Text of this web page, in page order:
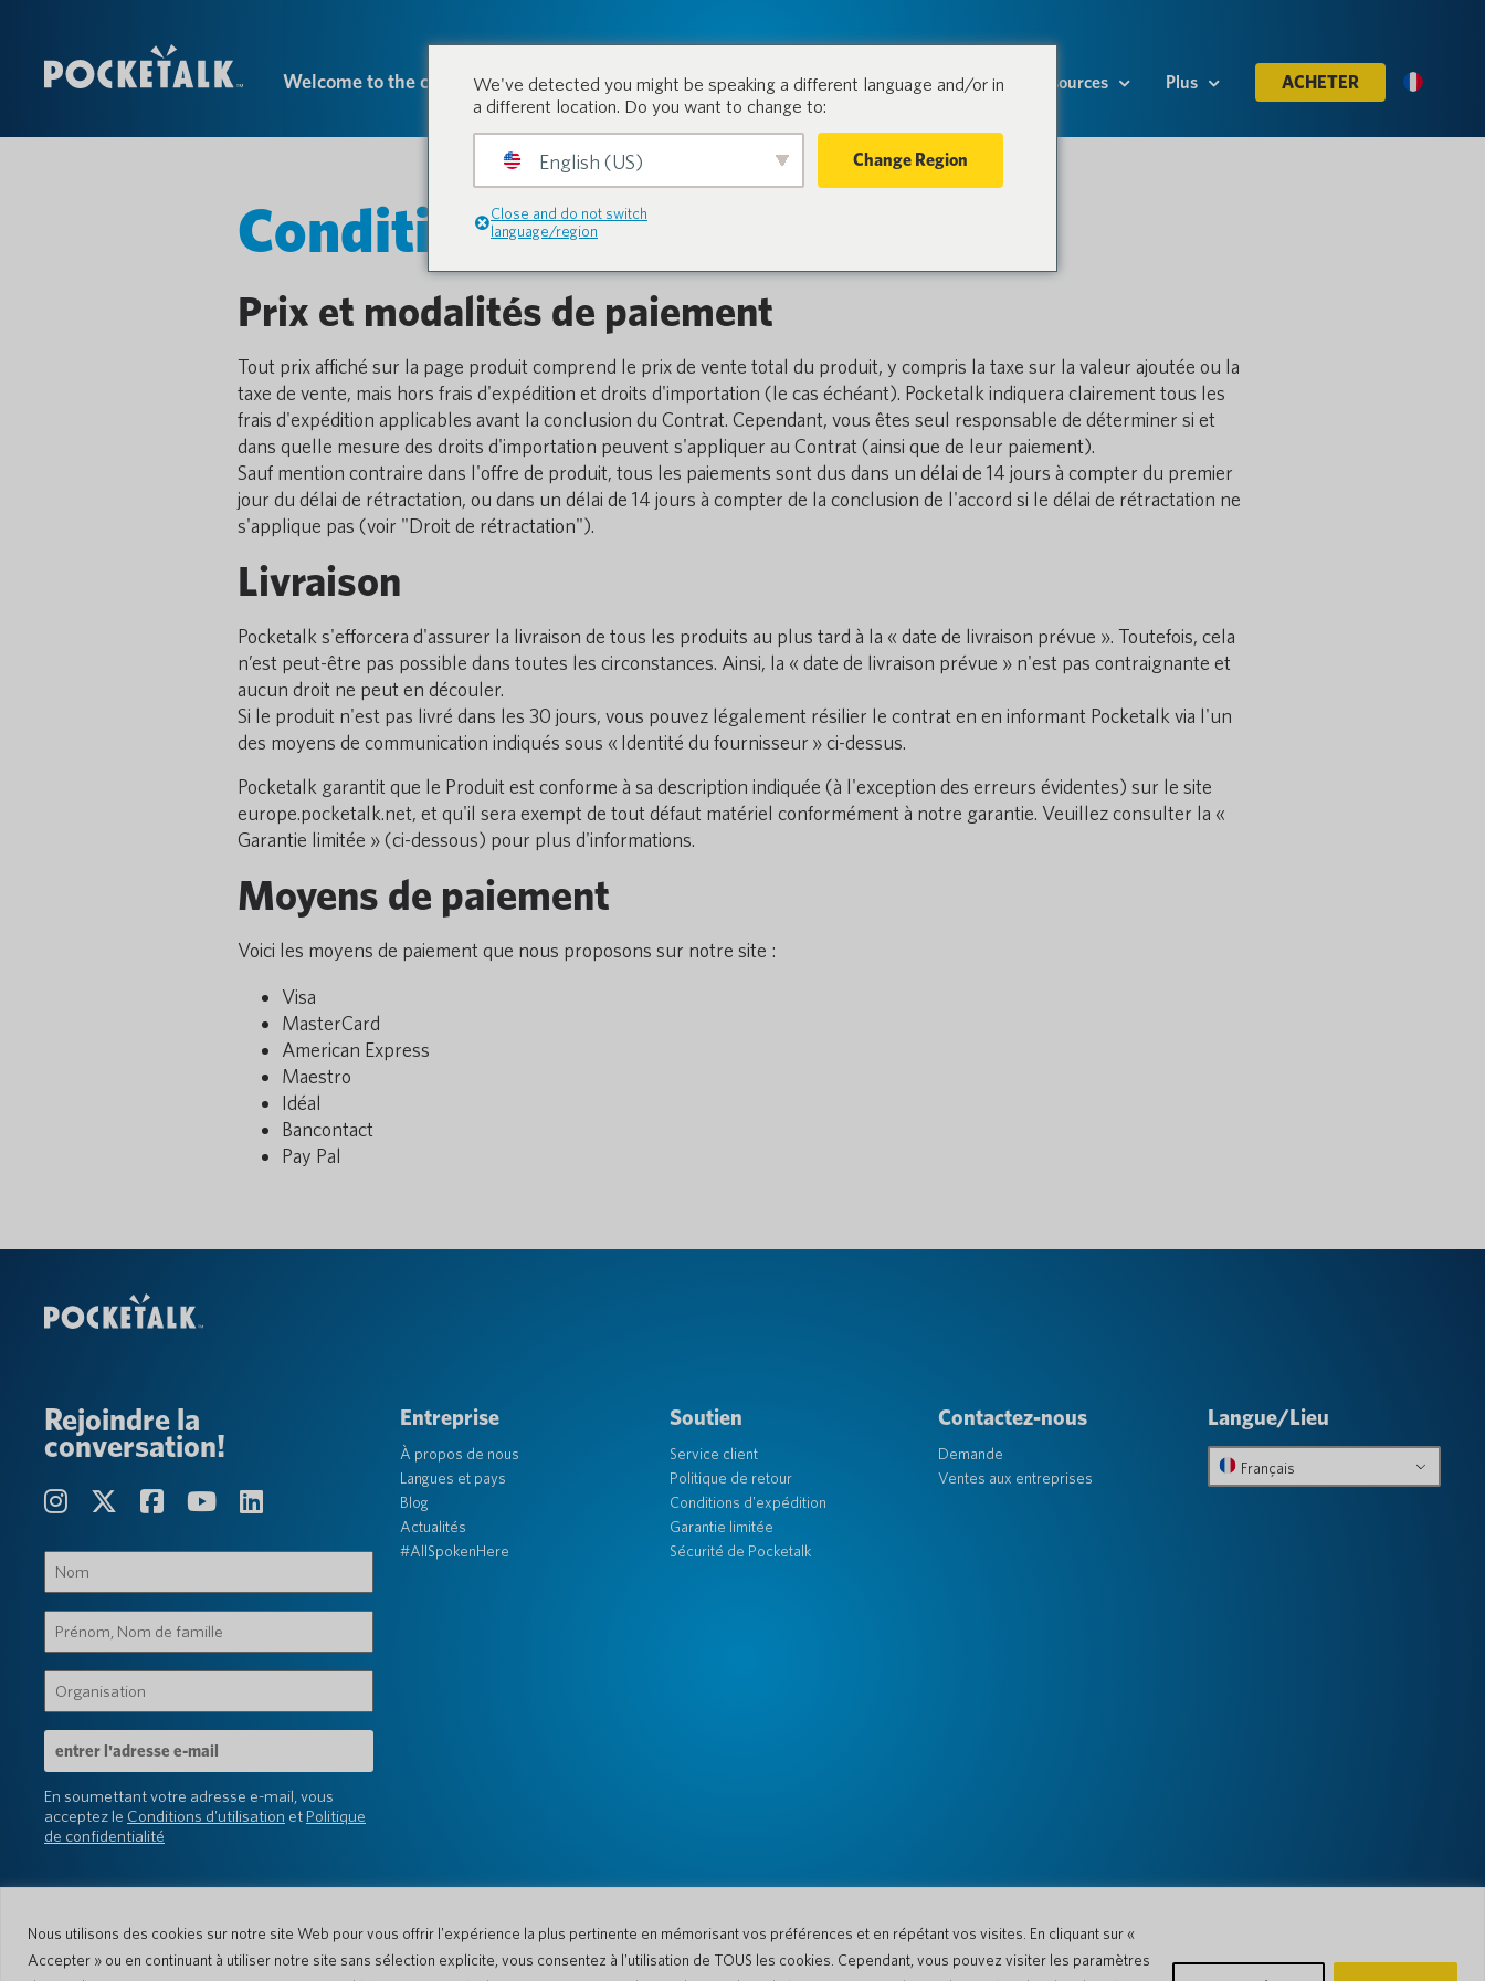
Nous utilisons des cookies sur notre site Web pour vous offrir l'expérience la plus pertinente en mémorisant vos préférences et en répétant vos visites. En cliquant sur «
Accepter » ou en continuant à utiliser notre site sans sélection explicite, vous consentez à l'utilisation de TOUS les cookies. Cependant, vous pouvez visiter les paramètres
Welcome to the conversation. Produits Industries Ressources Plus ACHETER
Conditions d'expédition
Prix et modalités de paiement
Tout prix affiché sur la page produit comprend le prix de vente total du produit, y compris la taxe sur la valeur ajoutée ou la
taxe de vente, mais hors frais d'expédition et droits d'importation (le cas échéant). Pocketalk indiquera clairement tous les
frais d'expédition applicables avant la conclusion du Contrat. Cependant, vous êtes seul responsable de déterminer si et
dans quelle mesure des droits d'importation peuvent s'appliquer au Contrat (ainsi que de leur paiement).
Sauf mention contraire dans l'offre de produit, tous les paiements sont dus dans un délai de 14 jours à compter du premier
jour du délai de rétractation, ou dans un délai de 14 jours à compter de la conclusion de l'accord si le délai de rétractation ne
s'applique pas (voir "Droit de rétractation").
Livraison
Pocketalk s'efforcera d'assurer la livraison de tous les produits au plus tard à la « date de livraison prévue ». Toutefois, cela
n’est peut-être pas possible dans toutes les circonstances. Ainsi, la « date de livraison prévue » n'est pas contraignante et
aucun droit ne peut en découler.
Si le produit n'est pas livré dans les 30 jours, vous pouvez légalement résilier le contrat en en informant Pocketalk via l'un
des moyens de communication indiqués sous « Identité du fournisseur » ci-dessus.
Pocketalk garantit que le Produit est conforme à sa description indiquée (à l'exception des erreurs évidentes) sur le site
europe.pocketalk.net, et qu'il sera exempt de tout défaut matériel conformément à notre garantie. Veuillez consulter la «
Garantie limitée » (ci-dessous) pour plus d'informations.
Moyens de paiement
Voici les moyens de paiement que nous proposons sur notre site :
Visa
MasterCard
American Express
Maestro
Idéal
Bancontact
Pay Pal
Rejoindre la
conversation!
(Obligatoire)
Nom
famille
(Obligatoire)
(Obligatoire)
Adresse
e-
(Obligatoire)
En soumettant votre adresse e-mail, vous
acceptez le Conditions d'utilisation et Politique
de confidentialité
Entreprise
À propos de nous
Langues et pays
Blog
Actualités
#AllSpokenHere
Soutien
Service client
Politique de retour
Conditions d'expédition
Garantie limitée
Sécurité de Pocketalk
Contactez-nous
Demande
Ventes aux entreprises
Langue/Lieu
Français
We've detected you might be speaking a different language and/or in
a different location. Do you want to change to:
English (US) Change Region
Close and do not switch
language/region